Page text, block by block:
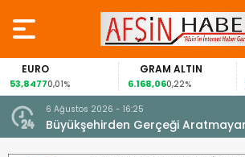
EURO
53,84770,01%
GRAM ALTIN
6.168,060,22%
6 Ağustos 2026 - 16:25
Büyükşehirden Gerçeği
Kurtarma Tatbikatı.